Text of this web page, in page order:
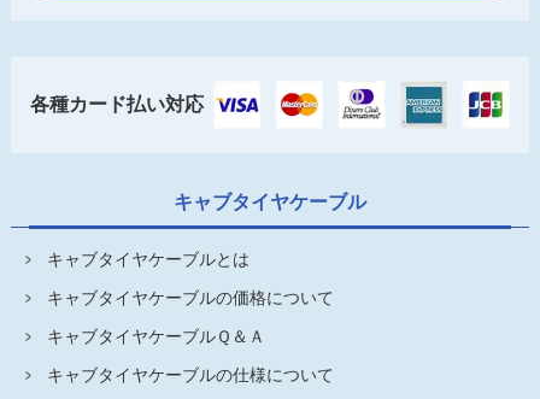
各種カード払い対応
キャブタイヤケーブル
キャブタイヤケーブルとは
キャブタイヤケーブルの価格について
キャブタイヤケーブルＱ＆Ａ
キャブタイヤケーブルの仕様について